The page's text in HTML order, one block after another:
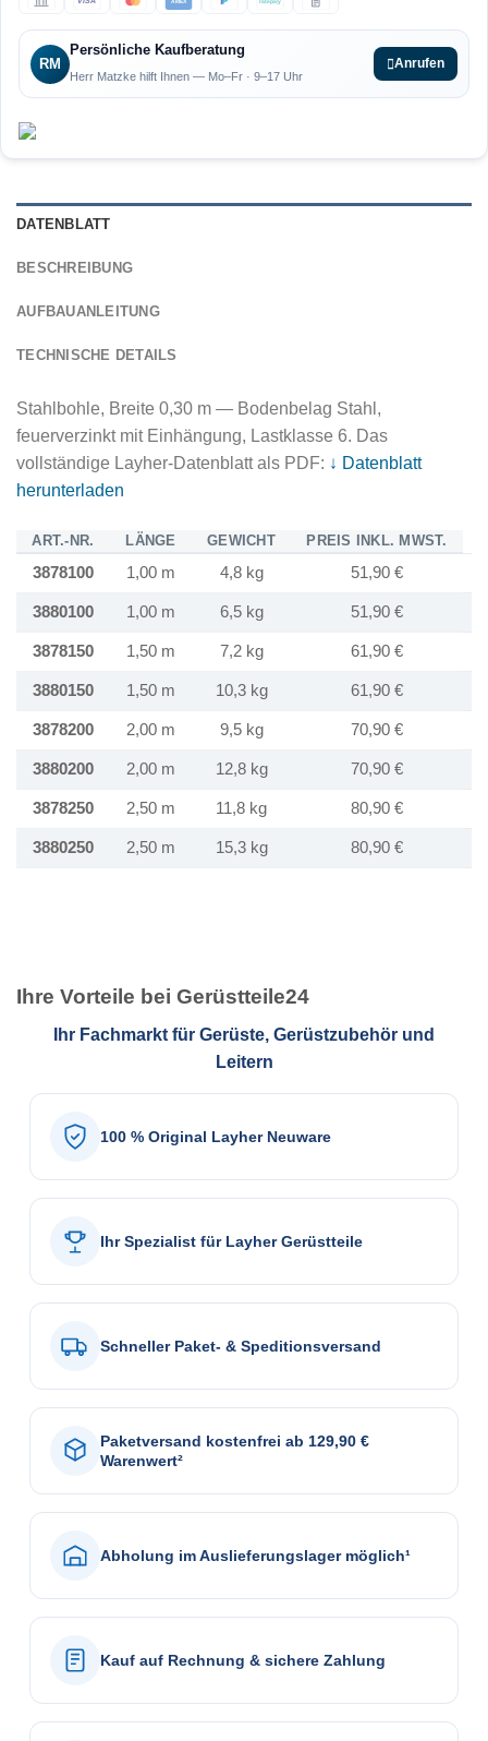
AMEX ratepay
RM
Persönliche Kaufberatung
Herr Matzke hilft Ihnen — Mo–Fr · 9–17 Uhr
Anrufen
DATENBLATT
BESCHREIBUNG
AUFBAUANLEITUNG
TECHNISCHE DETAILS
Stahlbohle, Breite 0,30 m — Bodenbelag Stahl,
feuerverzinkt mit Einhängung, Lastklasse 6. Das
vollständige Layher-Datenblatt als PDF: ↓ Datenblatt
herunterladen
ART.-NR. LÄNGE GEWICHT PREIS INKL. MWST.
3878100 1,00 m 4,8 kg 51,90 €
3880100 1,00 m 6,5 kg 51,90 €
3878150 1,50 m 7,2 kg 61,90 €
3880150 1,50 m 10,3 kg 61,90 €
3878200 2,00 m 9,5 kg 70,90 €
3880200 2,00 m 12,8 kg 70,90 €
3878250 2,50 m 11,8 kg 80,90 €
3880250 2,50 m 15,3 kg 80,90 €
Ihre Vorteile bei Gerüstteile24
Ihr Fachmarkt für Gerüste, Gerüstzubehör und
Leitern
100 % Original Layher Neuware
Ihr Spezialist für Layher Gerüstteile
Schneller Paket- & Speditionsversand
Paketversand kostenfrei ab 129,90 €
Warenwert²
Abholung im Auslieferungslager möglich¹
Kauf auf Rechnung & sichere Zahlung